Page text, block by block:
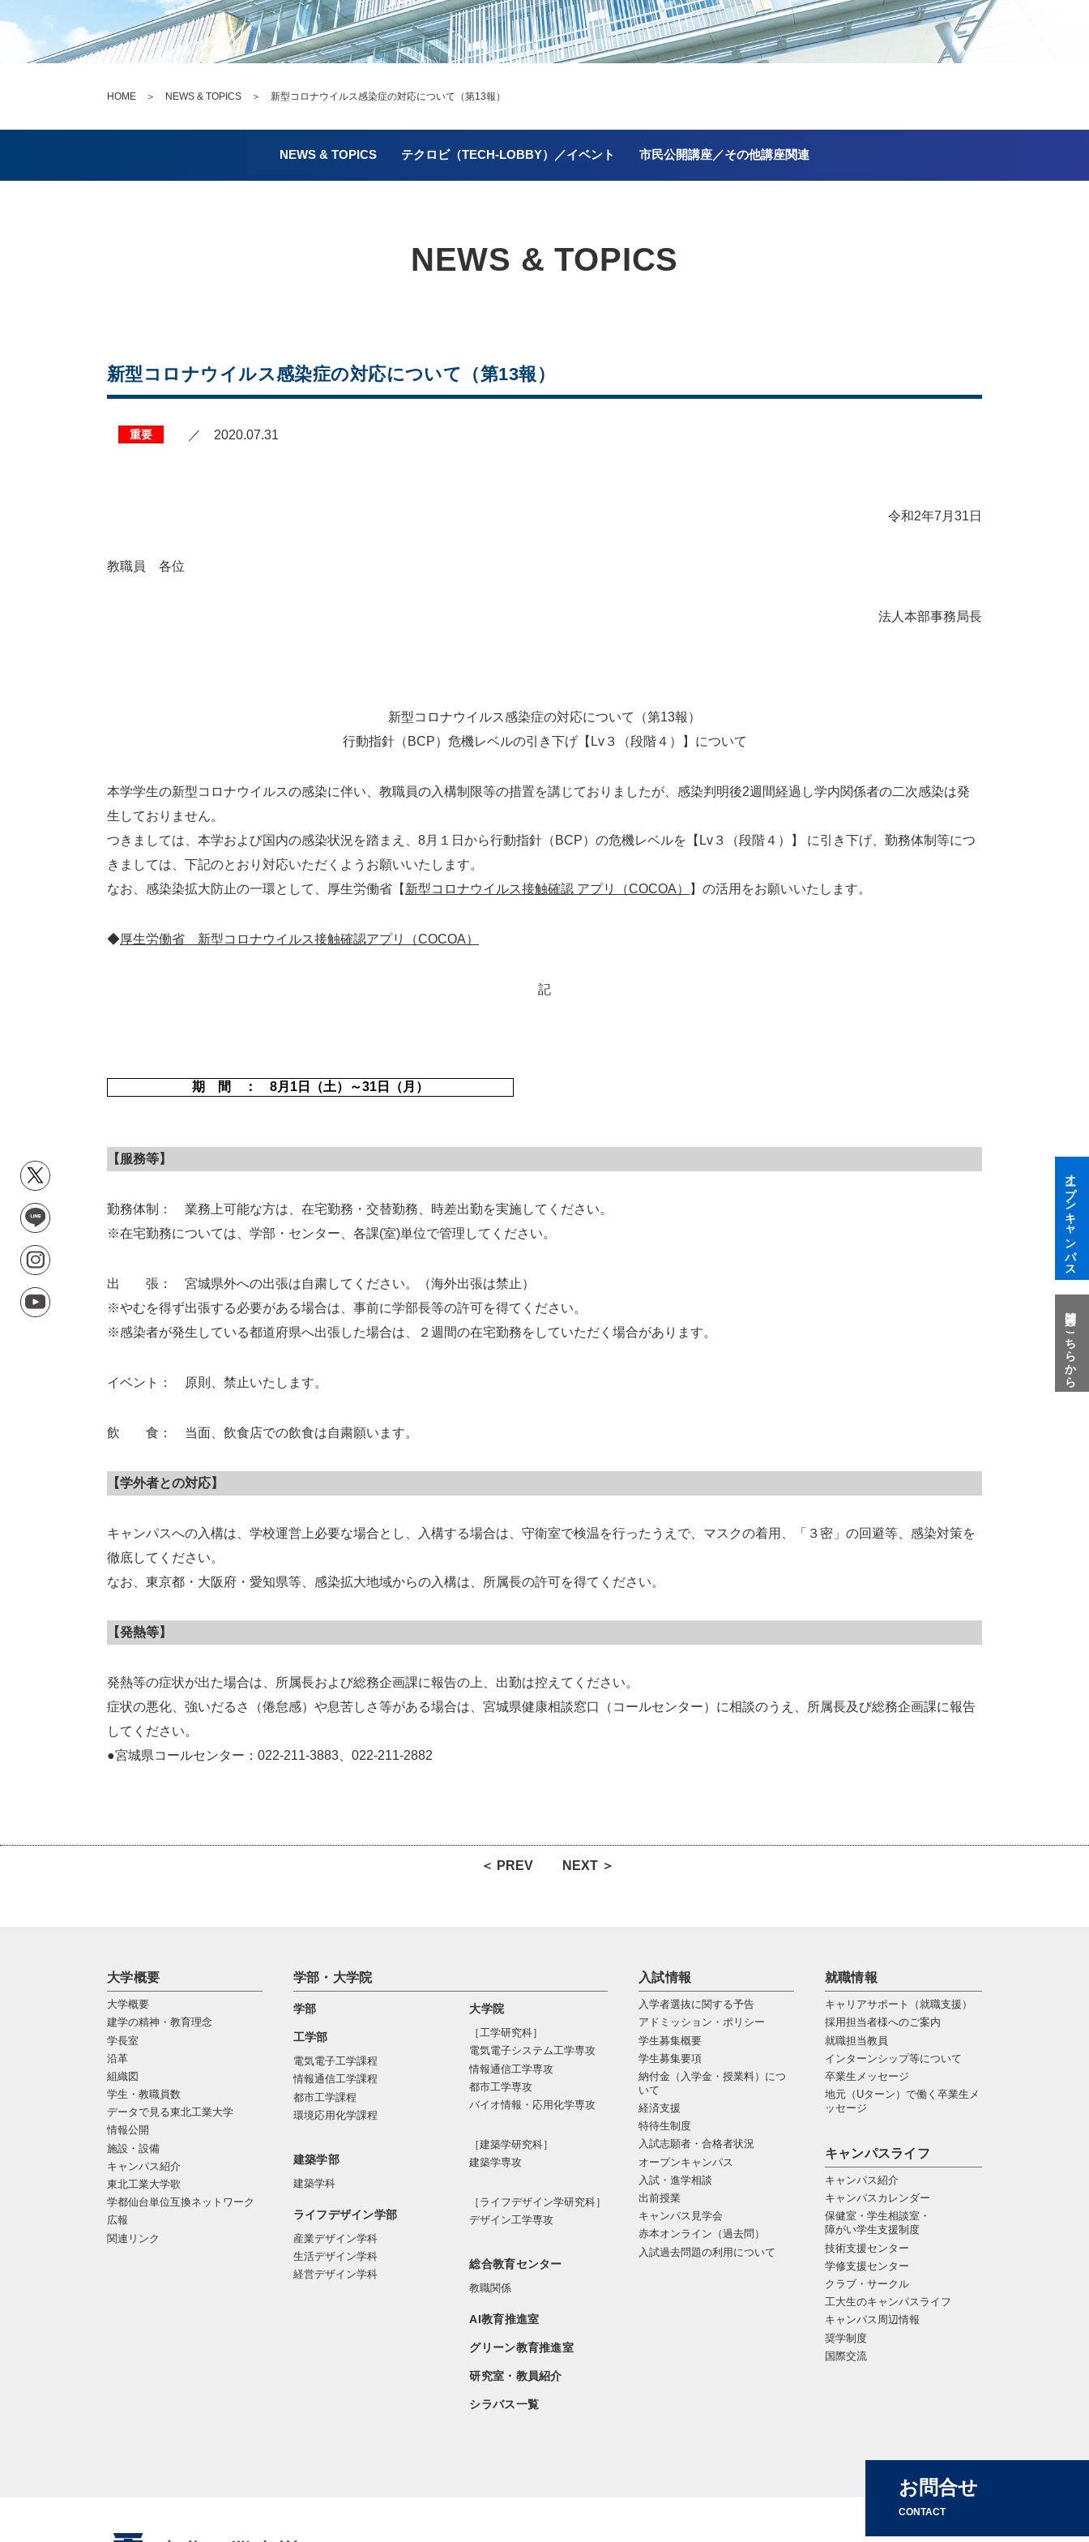
HOME ＞ NEWS & TOPICS ＞ 新型コロナウイルス感染症の対応について（第13報）
NEWS & TOPICS テクロビ（TECH-LOBBY）／イベント 市民公開講座／その他講座関連
NEWS & TOPICS
新型コロナウイルス感染症の対応について（第13報）
重要 ／ 2020.07.31
令和2年7月31日
教職員 各位
法人本部事務局長
新型コロナウイルス感染症の対応について（第13報）
行動指針（BCP）危機レベルの引き下げ【Lv３（段階４）】について
本学学生の新型コロナウイルスの感染に伴い、教職員の入構制限等の措置を講じておりましたが、感染判明後2週間経過し学内関係者の二次感染は発
生しておりません。
つきましては、本学および国内の感染状況を踏まえ、8月１日から行動指針（BCP）の危機レベルを【Lv３（段階４）】 に引き下げ、勤務体制等につ
きましては、下記のとおり対応いただくようお願いいたします。
なお、感染染拡大防止の一環として、厚生労働省【 新型コロナウイルス接触確認 アプリ（COCOA） 】の活用をお願いいたします。
◆厚生労働省 新型コロナウイルス接触確認アプリ（COCOA）
記
期 間 ： 8月1日（土）～31日（月）
【服務等】
勤務体制： 業務上可能な方は、在宅勤務・交替勤務、時差出勤を実施してください。
※在宅勤務については、学部・センター、各課(室)単位で管理してください。
出 張： 宮城県外への出張は自粛してください。（海外出張は禁止）
※やむを得ず出張する必要がある場合は、事前に学部長等の許可を得てください。
※感染者が発生している都道府県へ出張した場合は、２週間の在宅勤務をしていただく場合があります。
イベント： 原則、禁止いたします。
飲 食： 当面、飲食店での飲食は自粛願います。
【学外者との対応】
キャンパスへの入構は、学校運営上必要な場合とし、入構する場合は、守衛室で検温を行ったうえで、マスクの着用、「３密」の回避等、感染対策を
徹底してください。
なお、東京都・大阪府・愛知県等、感染拡大地域からの入構は、所属長の許可を得てください。
【発熱等】
発熱等の症状が出た場合は、所属長および総務企画課に報告の上、出勤は控えてください。
症状の悪化、強いだるさ（倦怠感）や息苦しさ等がある場合は、宮城県健康相談窓口（コールセンター）に相談のうえ、所属長及び総務企画課に報告
してください。
●宮城県コールセンター：022-211-3883、022-211-2882
＜ PREV NEXT ＞
大学概要
大学概要
建学の精神・教育理念
学長室
沿革
組織図
学生・教職員数
データで見る東北工業大学
情報公開
施設・設備
キャンパス紹介
東北工業大学歌
学都仙台単位互換ネットワーク
広報
関連リンク
学部・大学院
学部
工学部
電気電子工学課程
情報通信工学課程
都市工学課程
環境応用化学課程
建築学部
建築学科
ライフデザイン学部
産業デザイン学科
生活デザイン学科
経営デザイン学科
大学院
［工学研究科］
電気電⼦システム⼯学専攻
情報通信⼯学専攻
都市⼯学専攻
バイオ情報・応⽤化学専攻
［建築学研究科］
建築学専攻
［ライフデザイン学研究科］
デザイン工学専攻
総合教育センター
教職関係
AI教育推進室
グリーン教育推進室
研究室・教員紹介
シラバス一覧
入試情報
入学者選抜に関する予告
アドミッション・ポリシー
学生募集概要
学生募集要項
納付金（入学金・授業料）につ
いて
経済支援
特待生制度
入試志願者・合格者状況
オープンキャンパス
入試・進学相談
出前授業
キャンパス見学会
赤本オンライン（過去問）
入試過去問題の利用について
就職情報
キャリアサポート（就職支援）
採用担当者様へのご案内
就職担当教員
インターンシップ等について
卒業生メッセージ
地元（Uターン）で働く卒業生メ
ッセージ
キャンパスライフ
キャンパス紹介
キャンパスカレンダー
保健室・学生相談室・
障がい学生支援制度
技術支援センター
学修支援センター
クラブ・サークル
工大生のキャンパスライフ
キャンパス周辺情報
奨学制度
国際交流
お問合せ
CONTACT
オープンキャンパス
質問はこちらから